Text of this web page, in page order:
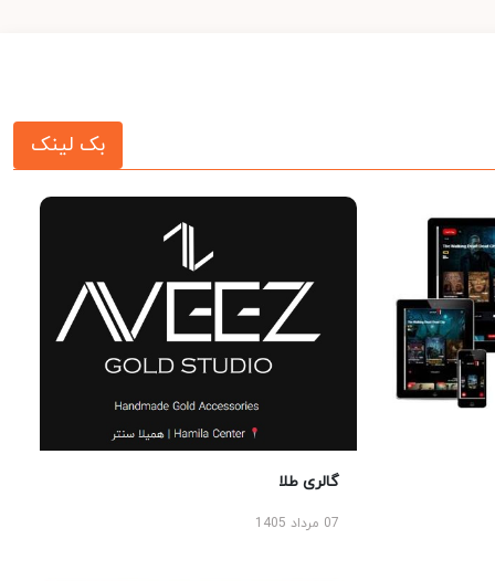
بک لینک
گالری طلا
07 مرداد 1405